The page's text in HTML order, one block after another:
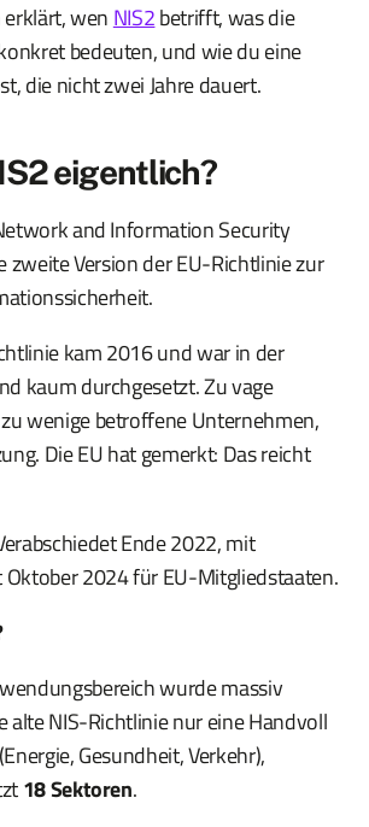
wen NIS2betrifft, was die
bedeuten, und wie du eine
die nicht zwei Jahre dauert.
eigentlich?
and Information Security
zweite Version der EU-Richtlinie zur
kam 2016 und war in der
kaum durchgesetzt. Zu vage
wenige betroffene Unternehmen,
Die EU hat gemerkt: Das reicht
Ende 2022, mit
2024 für EU-Mitgliedstaaten.
wurde massiv
alte NIS-Richtlinie nur eine Handvoll
Gesundheit, Verkehr),
18 Sektoren.